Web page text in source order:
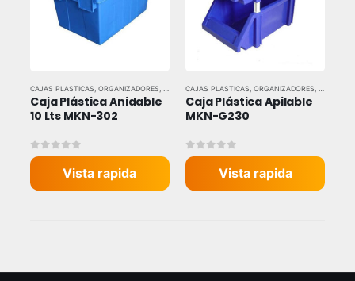
CAJAS PLASTICAS ORGANIZADORES TODAS LAS MARCAS
Caja Plástica Anidable
10 Lts MKN-302
0out of 5
Vista rapida
CAJAS PLASTICAS ORGANIZADORES
Caja Plástica Apilable
MKN-G230
0out of 5
Vista rapida